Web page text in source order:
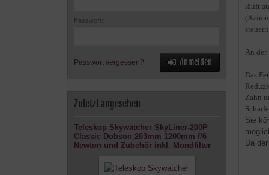
läuft
An
Das
Zahn
Sie
Da
Passwort:
Passwort vergessen? Anmelden
Zuletzt angesehen
Teleskop Skywatcher SkyLiner-200P
Classic Dobson 203mm 1200mm f/6
Newton und Zubehör inkl. Mondfilter